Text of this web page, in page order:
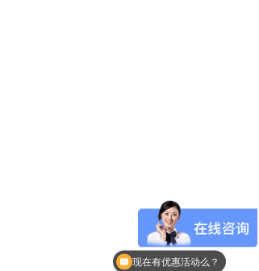
可以介绍下你们的产品么？